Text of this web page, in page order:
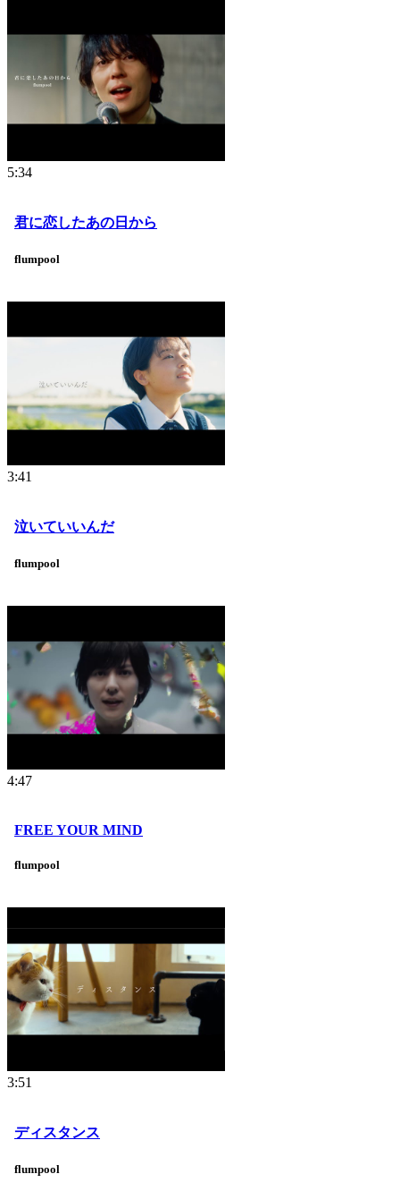
5:34
君に恋したあの日から
flumpool
3:41
泣いていいんだ
flumpool
4:47
FREE YOUR MIND
flumpool
3:51
ディスタンス
flumpool